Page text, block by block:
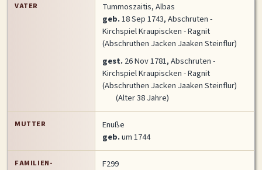
VATER
Tummoszaitis, Albas
geb.18 Sep 1743, Abschruten -
Kirchspiel Kraupiscken - Ragnit
(Abschruthen Jacken Jaaken Steinflur)
gest.26 Nov 1781, Abschruten -
Kirchspiel Kraupiscken - Ragnit
(Abschruthen Jacken Jaaken Steinflur)
(Alter 38 Jahre)
MUTTER
Enuße
geb.um 1744
FAMILIEN-
F299